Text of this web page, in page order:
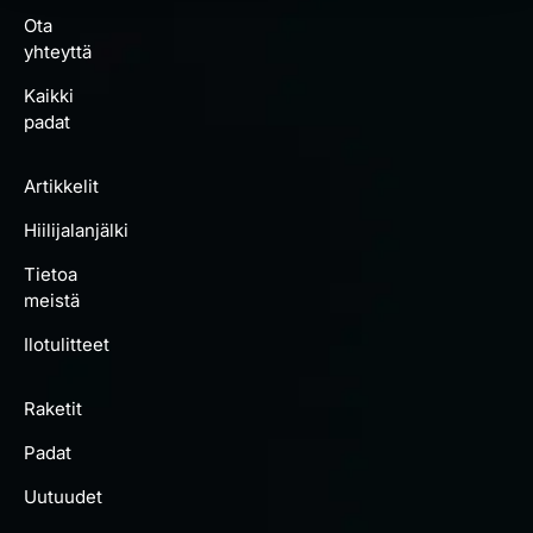
Ota
yhteyttä
Kaikki
padat
Artikkelit
Hiilijalanjälki
Tietoa
meistä
Ilotulitteet
Raketit
Padat
Uutuudet